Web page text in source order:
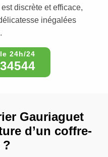
discrète et efficace,
inégalées
Gauriaguet
d’un coffre-
?